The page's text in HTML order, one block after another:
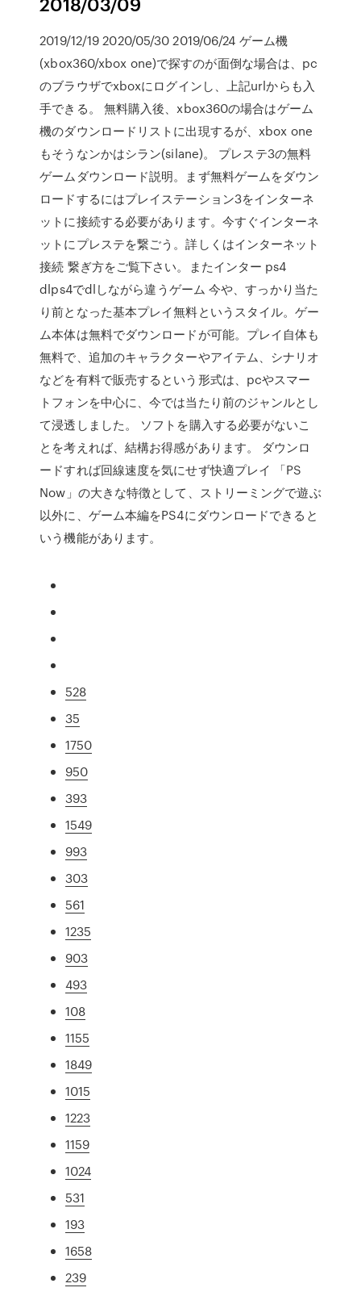
2019/12/19 2020/05/30 2019/06/24 ゲーム機
(xbox360/xbox one)で探すのが面倒な場合は、pc
のブラウザでxboxにログインし、上記urlからも入
手できる。 無料購入後、xbox360の場合はゲーム
機のダウンロードリストに出現するが、xbox one
もそうなンかはシラン(silane)。 プレステ3の無料
ゲームダウンロード説明。まず無料ゲームをダウン
ロードするにはプレイステーション3をインターネ
ットに接続する必要があります。今すぐインターネ
ットにプレステを繋ごう。詳しくはインターネット
接続 繋ぎ方をご覧下さい。またインター ps4
dlps4でdlしながら違うゲーム 今や、すっかり当た
り前となった基本プレイ無料というスタイル。ゲー
ム本体は無料でダウンロードが可能。プレイ自体も
無料で、追加のキャラクターやアイテム、シナリオ
などを有料で販売するという形式は、pcやスマー
トフォンを中心に、今では当たり前のジャンルとし
て浸透しました。 ソフトを購入する必要がないこ
とを考えれば、結構お得感があります。 ダウンロ
ードすれば回線速度を気にせず快適プレイ 「PS
Now」の大きな特徴として、ストリーミングで遊ぶ
以外に、ゲーム本編をPS4にダウンロードできると
いう機能があります。
528
35
1750
950
393
1549
993
303
561
1235
903
493
108
1155
1849
1015
1223
1159
1024
531
193
1658
239